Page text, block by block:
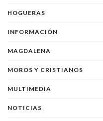
HOGUERAS
INFORMACIÓN
MAGDALENA
MOROS Y CRISTIANOS
MULTIMEDIA
NOTICIAS